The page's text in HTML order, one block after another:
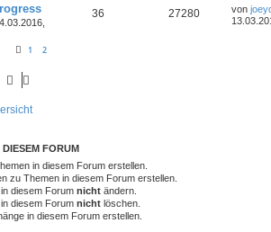
1 2
36 27280 von
FORUM
in diesem Forum erstellen.
zu Themen in diesem Forum erstellen.
diesem Forum nicht ändern.
diesem Forum nicht löschen.
in diesem Forum erstellen.